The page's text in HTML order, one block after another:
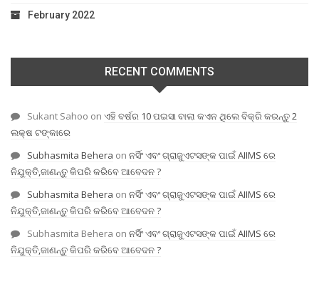
February 2022
RECENT COMMENTS
Sukant Sahoo on ଏହି ବର୍ଷର 10 ପଇସା ବାଲା କଏନ ଥିଲେ ବିକ୍ରି କରନ୍ତୁ 2
ଲକ୍ଷ ଟଙ୍କାରେ
Subhasmita Behera on ନର୍ସିଂ ଏବଂ ଗ୍ରାଜୁଏଟସଙ୍କ ପାଇଁ AIIMS ରେ
ନିଯୁକ୍ତି,ଜାଣନ୍ତୁ କିପରି କରିବେ ଆବେଦନ ?
Subhasmita Behera on ନର୍ସିଂ ଏବଂ ଗ୍ରାଜୁଏଟସଙ୍କ ପାଇଁ AIIMS ରେ
ନିଯୁକ୍ତି,ଜାଣନ୍ତୁ କିପରି କରିବେ ଆବେଦନ ?
Subhasmita Behera on ନର୍ସିଂ ଏବଂ ଗ୍ରାଜୁଏଟସଙ୍କ ପାଇଁ AIIMS ରେ
ନିଯୁକ୍ତି,ଜାଣନ୍ତୁ କିପରି କରିବେ ଆବେଦନ ?